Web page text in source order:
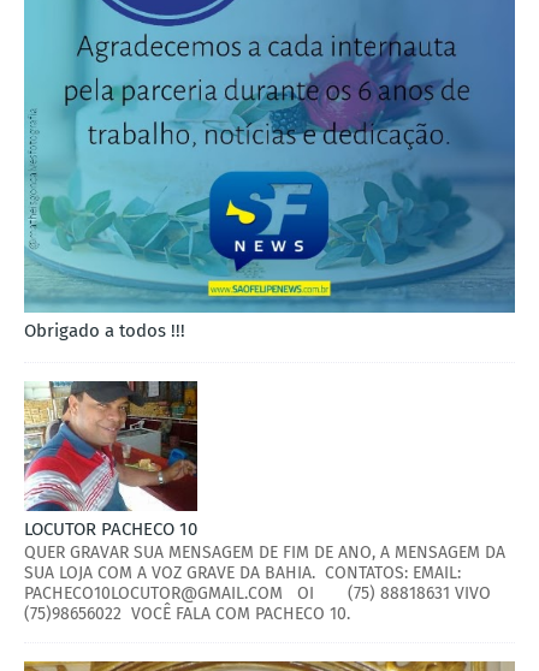
Obrigado a todos !!!
LOCUTOR PACHECO 10
QUER GRAVAR SUA MENSAGEM DE FIM DE ANO, A MENSAGEM DA
SUA LOJA COM A VOZ GRAVE DA BAHIA. CONTATOS: EMAIL:
PACHECO10LOCUTOR@GMAIL.COM OI (75) 88818631 VIVO
(75)98656022 VOCÊ FALA COM PACHECO 10.